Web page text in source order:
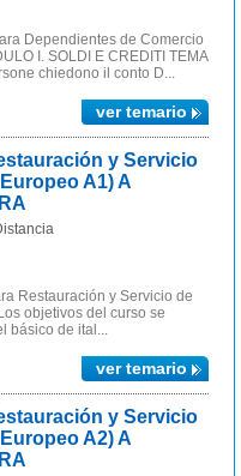
Dependientes de Comercio
I. SOLDI E CREDITI TEMA
chiedono il conto D...
ver temario
y Servicio
A1) A
Restauración y Servicio de
objetivos del curso se
básico de ital...
ver temario
y Servicio
A2) A